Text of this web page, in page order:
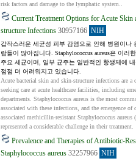
risk factors and damage to the lymphatic system..
Current Treatment Options for Acute Skin
structure Infections 30957166 NIH
갑작스러운 세균성 피부 감염으로 인해 병원이나
람들이 많아집니다. Staphylococcus aureus은 이러
주요 세균이며, 일부 균주는 일반적인 항생제에
점점 더 어려워지고 있습니다.
Acute bacterial skin and skin-structure infections are a
seeking care at acute healthcare facilities, including
departments. Staphylococcus aureus is the most
associated with these infections, and the emergence of
associated methicillin-resistant Staphylococcus aureus
represented a considerable challenge in their treatment.
Prevalence and Therapies of Antibiotic-
Staphylococcus aureus 32257966 NIH